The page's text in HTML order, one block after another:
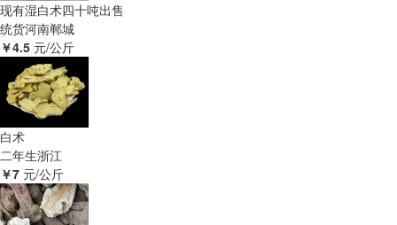
现有湿白术四十吨出售
统货河南郸城
￥4.5 元/公斤
白术
二年生浙江
￥7 元/公斤